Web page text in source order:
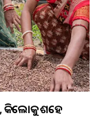
କିଲୋକୁ ଶହେ